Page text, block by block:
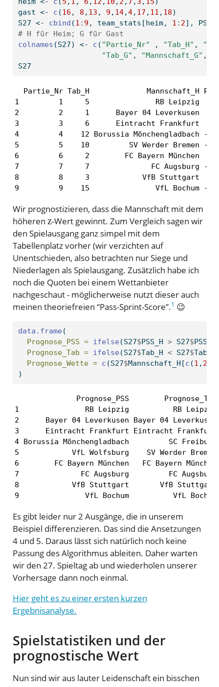
gast <- c (16 , 8 , 13 , 9 , 14,4, 17 , 11 , 18)
S27 <- cbind (1 : 9 , team_stats[heim, 1 : 2],
# H für Heim; G für Gast
colnames (S27) <- c ( "Partie_Nr" , "Tab_H" ,
"Tab_G" , "Mannschaft_G" ,
S27
Partie_Nr Tab_H             Mannschaft_H
1         1     5               RB Leipzig  0.55
2         2     1      Bayer 04 Leverkusen
3         3     6      Eintracht Frankfurt
4         4    12 Borussia Mönchengladbach -
5         5    10         SV Werder Bremen -
6         6     2        FC Bayern München
7         7     7              FC Augsburg -
8         8     3            VfB Stuttgart  0.70
9         9    15               VfL Bochum -
Wir prognostizieren, dass die Mannschaft mit dem
höheren
z
-Wert gewinnt. Zum Vergleich sagen wir
den Spielausgang ganz simpel mit dem
Tabellenplatz vorher (wir verzichten auf
Unentschieden, also betrachten nur Siege und
Niederlagen als Spielausgang. Zusätzlich habe ich
noch die Quoten bei einem Wettanbieter
nachgeschaut - möglicherweise nutzt dieser auch
meinen theoriefreien “Pass-Sprint-Score”.1 😉
data.frame (
Prognose_PSS = ifelse (S27$PSS_H > S27$
Prognose_Tab = ifelse (S27$Tab_H < S27$
Prognose_Wette = c (S27$Mannschaft_H[c (1 , 2
)
Prognose_PSS
1               RB Leipzig          RB
2      Bayer 04 Leverkusen Bayer 04
3      Eintracht Frankfurt Eintracht
4 Borussia Mönchengladbach         SC Freiburg
5            VfL Wolfsburg    SV Werder
6        FC Bayern München   FC Bayern
7              FC Augsburg         FC
8            VfB Stuttgart       VfB
9               VfL Bochum          VfL
Es gibt leider nur 2 Ausgänge, die in unserem
Beispiel differenzieren. Das sind die Ansetzungen
4 und 5. Daraus lässt sich natürlich noch keine
Passung des Algorithmus ableiten. Daher warten
wir den 27. Spieltag ab und wiederholen unserer
Vorhersage dann noch einmal.
Hier geht es zu einer ersten kurzen
Ergebnisanalyse.
Spielstatistiken und der
prognostische Wert
Nun sind wir aus lauter Leidenschaft ein bisschen